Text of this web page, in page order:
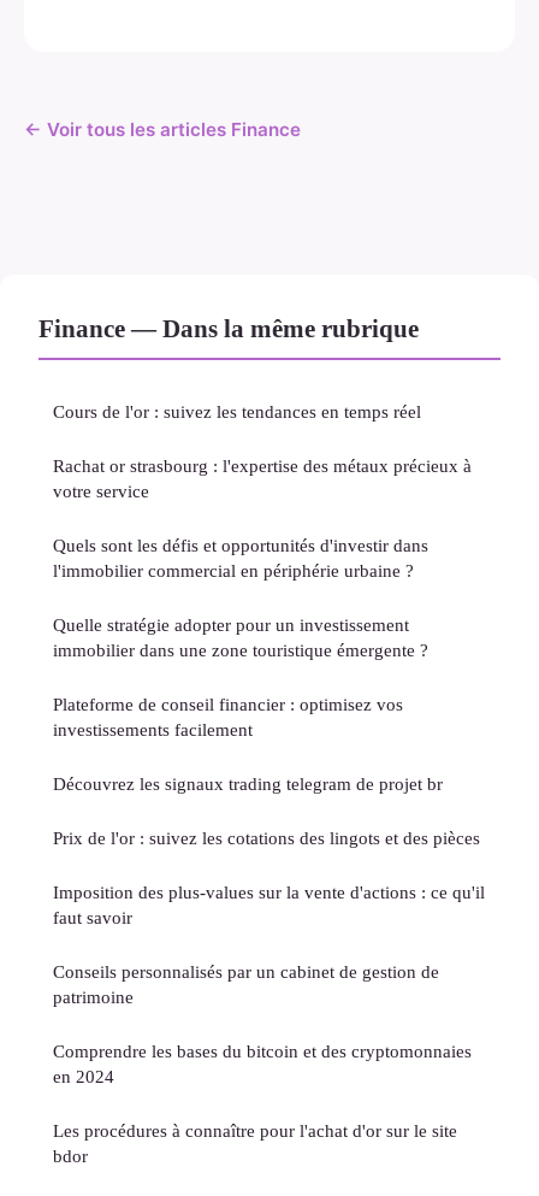
← Voir tous les articles Finance
Finance — Dans la même rubrique
Cours de l'or : suivez les tendances en temps réel
Rachat or strasbourg : l'expertise des métaux précieux à
votre service
Quels sont les défis et opportunités d'investir dans
l'immobilier commercial en périphérie urbaine ?
Quelle stratégie adopter pour un investissement
immobilier dans une zone touristique émergente ?
Plateforme de conseil financier : optimisez vos
investissements facilement
Découvrez les signaux trading telegram de projet br
Prix de l'or : suivez les cotations des lingots et des pièces
Imposition des plus-values sur la vente d'actions : ce qu'il
faut savoir
Conseils personnalisés par un cabinet de gestion de
patrimoine
Comprendre les bases du bitcoin et des cryptomonnaies
en 2024
Les procédures à connaître pour l'achat d'or sur le site
bdor